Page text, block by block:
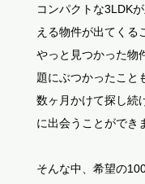
コンパクトな3LDK
える物件が出てくる
やっと見つかった物
題にぶつかったこと
数ヶ月かけて探し続
に出会うことができ
そんな中、希望の